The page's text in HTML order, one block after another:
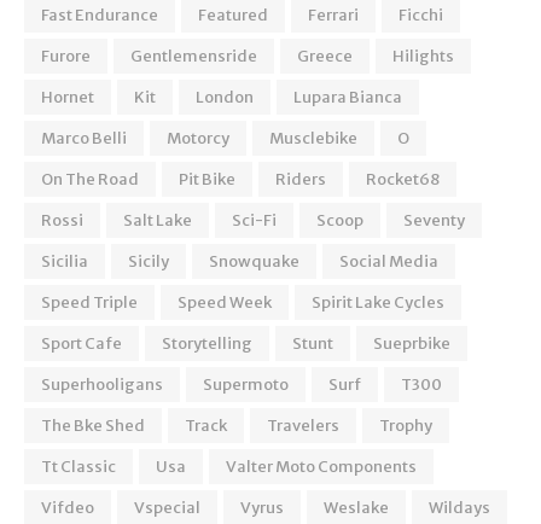
Fast Endurance
Featured Ferrari
Ficchi
Furore
Gentlemensride Greece
Hilights
Hornet
Kit London
Lupara Bianca
Marco Belli
Motorcy Musclebike
O
On The Road
Pit Bike Riders
Rocket68
Rossi
Salt Lake Sci-Fi Scoop
Seventy
Sicilia
Sicily Snowquake
Social Media
Speed Triple
Speed Week
Spirit Lake Cycles
Sport Cafe
Storytelling Stunt
Sueprbike
Superhooligans
Supermoto Surf
T300
The Bke Shed
Track Travelers
Trophy
Tt Classic
Usa
Valter Moto Components
Vifdeo
Vspecial Vyrus Weslake
Wildays